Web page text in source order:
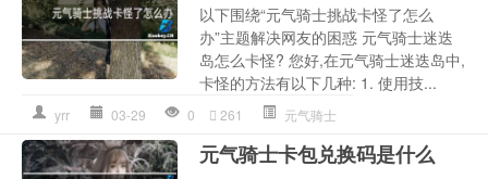
以下围绕“元气骑士挑战卡怪了怎么
办”主题解决网友的困惑 元气骑士迷迭
岛怎么卡怪? 您好,在元气骑士迷迭岛中,
卡怪的方法有以下几种: 1. 使用技...
yrr 03-29 0 261 元气骑士
元气骑士卡包兑换码是什么